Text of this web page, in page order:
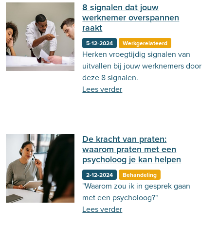
Neuropsychologie
Verslaving
Zingeving
Persoonlijkheid
Sport
Behandeling
Actueel
Stemming
Emoties
Ouderschap
8 signalen dat jouw
werknemer overspannen
raakt
5-12-2024 Werkgerelateerd
Herken vroegtijdig signalen van
uitvallen bij jouw werknemers door
deze 8 signalen.
Lees verder
De kracht van praten:
waarom praten met een
psycholoog je kan helpen
2-12-2024 Behandeling
"Waarom zou ik in gesprek gaan
met een psycholoog?"
Lees verder